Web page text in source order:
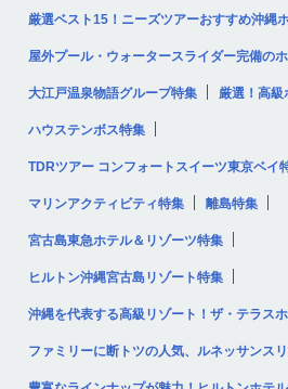
厳選ベスト15！ニーズツアーおすすめ沖縄
屋外プール・ウォータースライダー完備の
大江戸温泉物語グループ特集 厳選！高級
ハウステンボス特集
TDRツアー コンフォートスイーツ東京ベイ
マリンアクティビティ特集 離島特集
宮古島東急ホテル＆リゾーツ特集
ヒルトン沖縄宮古島リゾート特集
沖縄を代表する高級リゾート！ザ・テラス
ファミリーに断トツの人気、ルネッサンス